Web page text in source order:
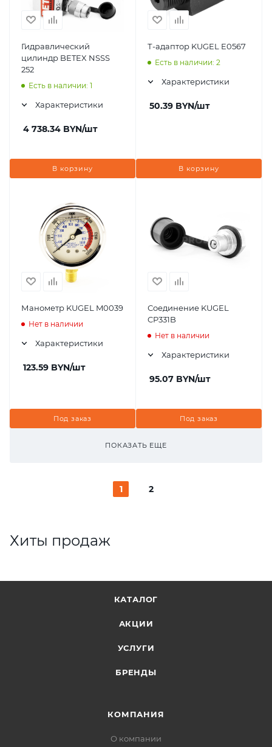
Гидравлический
цилиндр BETEX NSSS
252
Есть в наличии: 1
Характеристики
4 738.34 BYN/шт
В корзину
Т-адаптор KUGEL E0567
Есть в наличии: 2
Характеристики
50.39 BYN/шт
В корзину
Манометр KUGEL M0039
Нет в наличии
Характеристики
123.59 BYN/шт
Под заказ
Соединение KUGEL
CP331B
Нет в наличии
Характеристики
95.07 BYN/шт
Под заказ
ПОКАЗАТЬ ЕЩЕ
1 2
Хиты продаж
КАТАЛОГ
АКЦИИ
УСЛУГИ
БРЕНДЫ
КОМПАНИЯ
О компании